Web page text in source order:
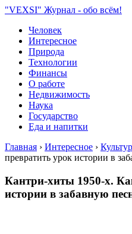
"VEXSI" Журнал - обо всём!
Человек
Интересное
Природа
Технологии
Финансы
О работе
Недвижимость
Наука
Государство
Еда и напитки
Главная › Интересное ›
превратить урок истории в
Кантри-хиты 1950-х.
истории в забавную